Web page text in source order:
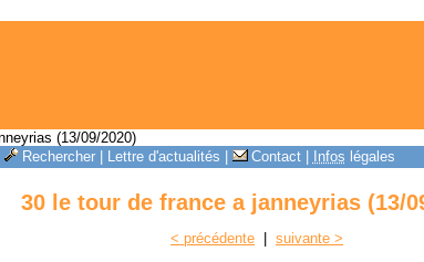
(13/09/2020)
Rechercher| Lettre d'actualités Contact| Infos légales
30 le tour de france a janneyrias (13/
< précédente suivante >